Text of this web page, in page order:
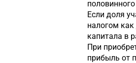
Если доля
налогом
капитала в
При
прибыль от